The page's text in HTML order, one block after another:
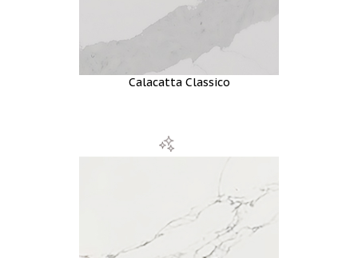
Calacatta Classico